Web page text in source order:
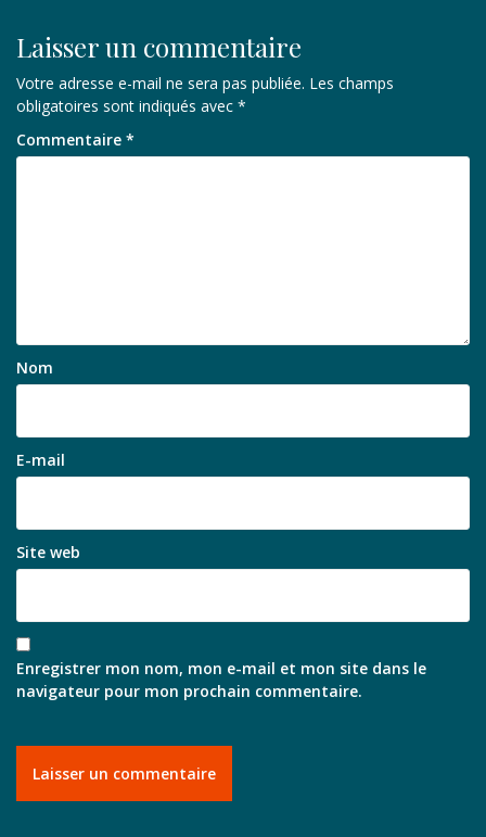
Laisser un commentaire
Votre adresse e-mail ne sera pas publiée. Les champs
obligatoires sont indiqués avec *
Commentaire *
Nom
E-mail
Site web
Enregistrer mon nom, mon e-mail et mon site dans le
navigateur pour mon prochain commentaire.